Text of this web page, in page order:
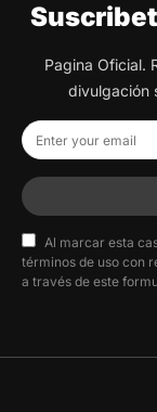
Pagina Oficial.
divulgación
Al marcar esta
términos de uso con
a través de este